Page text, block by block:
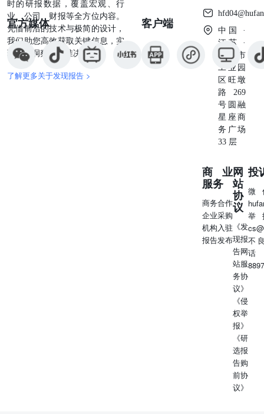
时的研报数据，覆盖宏观、行
业、公司、财报等全方位内容。
凭借前沿的技术与极简的设计，
我们助您高效获取关键信息，实
现深度洞察与精准决策。
了解更多关于发现报告 >
官方媒体 客户端
中国 ·
江苏 ·
苏州市
工业园
区旺墩
路269
号圆融
星座商
务广场
33 层
商业
服务
商务合作
企业采购
机构入驻
报告发布
网
站
协
议
《发
现报
告网
站服
务协
议》
《侵
权举
报》
《研
选报
告购
前协
议》
投
微
举
不